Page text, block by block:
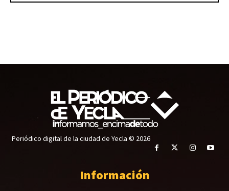
Periódico digital de la ciudad de Yecla © 2026
Información